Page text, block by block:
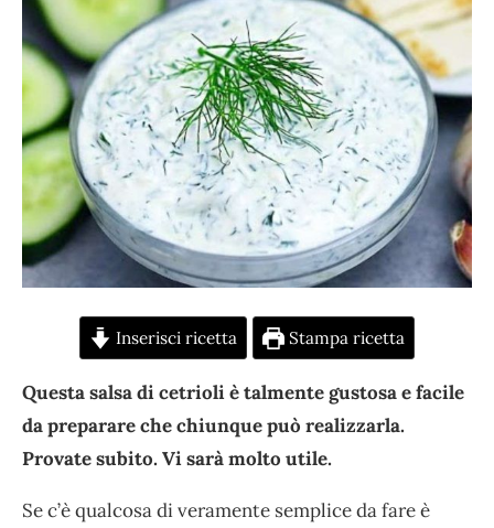
Inserisci ricetta Stampa ricetta
Questa salsa di cetrioli è talmente gustosa e facile
da preparare che chiunque può realizzarla.
Provate subito. Vi sarà molto utile.
Se c’è qualcosa di veramente semplice da fare è